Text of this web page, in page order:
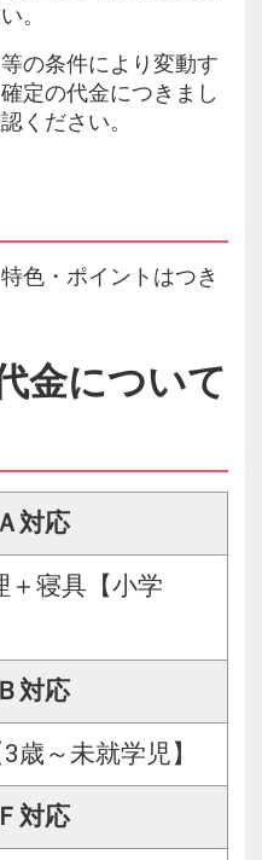
。
の条件により変動す
定の代金につきまし
ください。
色・ポイントはつき
金について
対応
寝具【小学
対応
歳～未就学児】
対応